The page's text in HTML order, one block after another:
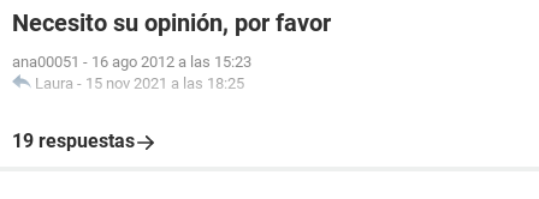
Necesito su opinión, por favor
ana00051 - 16 ago 2012 a las 15:23
Laura - 15 nov 2021 a las 18:25
19 respuestas